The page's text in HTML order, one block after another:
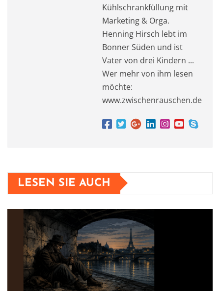
Kühlschrankfüllung mit
Marketing & Orga.
Henning Hirsch lebt im
Bonner Süden und ist
Vater von drei Kindern ...
Wer mehr von ihm lesen
möchte:
www.zwischenrauschen.de
LESEN SIE AUCH